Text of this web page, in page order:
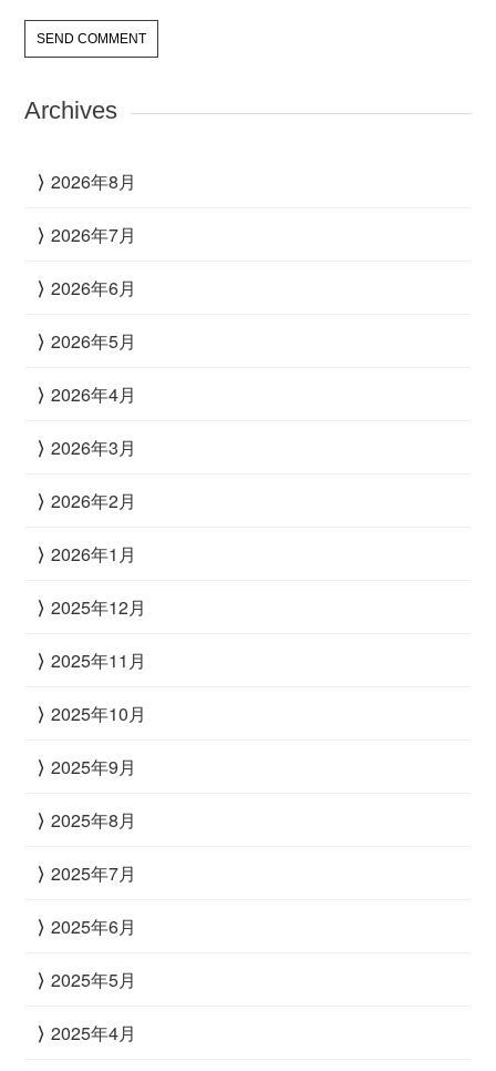
Archives
2026年8月
2026年7月
2026年6月
2026年5月
2026年4月
2026年3月
2026年2月
2026年1月
2025年12月
2025年11月
2025年10月
2025年9月
2025年8月
2025年7月
2025年6月
2025年5月
2025年4月